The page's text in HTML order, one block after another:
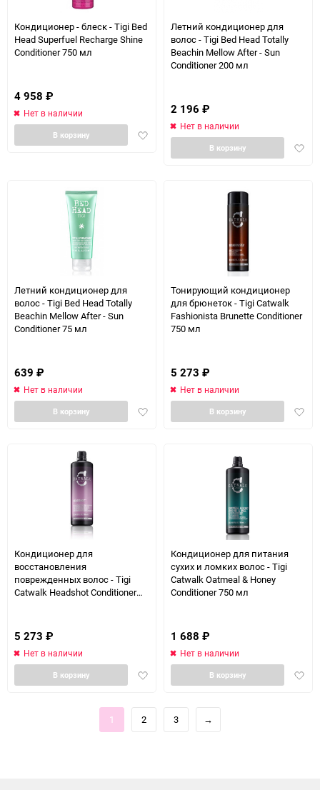
Кондиционер - блеск - Tigi Bed
Head Superfuel Recharge Shine
Conditioner 750 мл
4 958 ₽
Нет в наличии
Добавить
избранное
В корзину
Летний кондиционер для
волос - Tigi Bed Head Totally
Beachin Mellow After - Sun
Conditioner 200 мл
2 196 ₽
Нет в наличии
В корзину
Летний кондиционер для
волос - Tigi Bed Head Totally
Beachin Mellow After - Sun
Conditioner 75 мл
639 ₽
Нет в наличии
Добавить
В корзину
Тонирующий кондиционер
для брюнеток - Tigi Catwalk
Fashionista Brunette Conditioner
750 мл
5 273 ₽
Нет в наличии
В корзину
Кондиционер для
восстановления
поврежденных волос - Tigi
Catwalk Headshot Conditioner
5 273 ₽
Нет в наличии
Добавить
В корзину
Кондиционер для питания
сухих и ломких волос - Tigi
Catwalk Oatmeal & Honey
Conditioner 750 мл
1 688 ₽
Нет в наличии
В корзину
1 2 3 →